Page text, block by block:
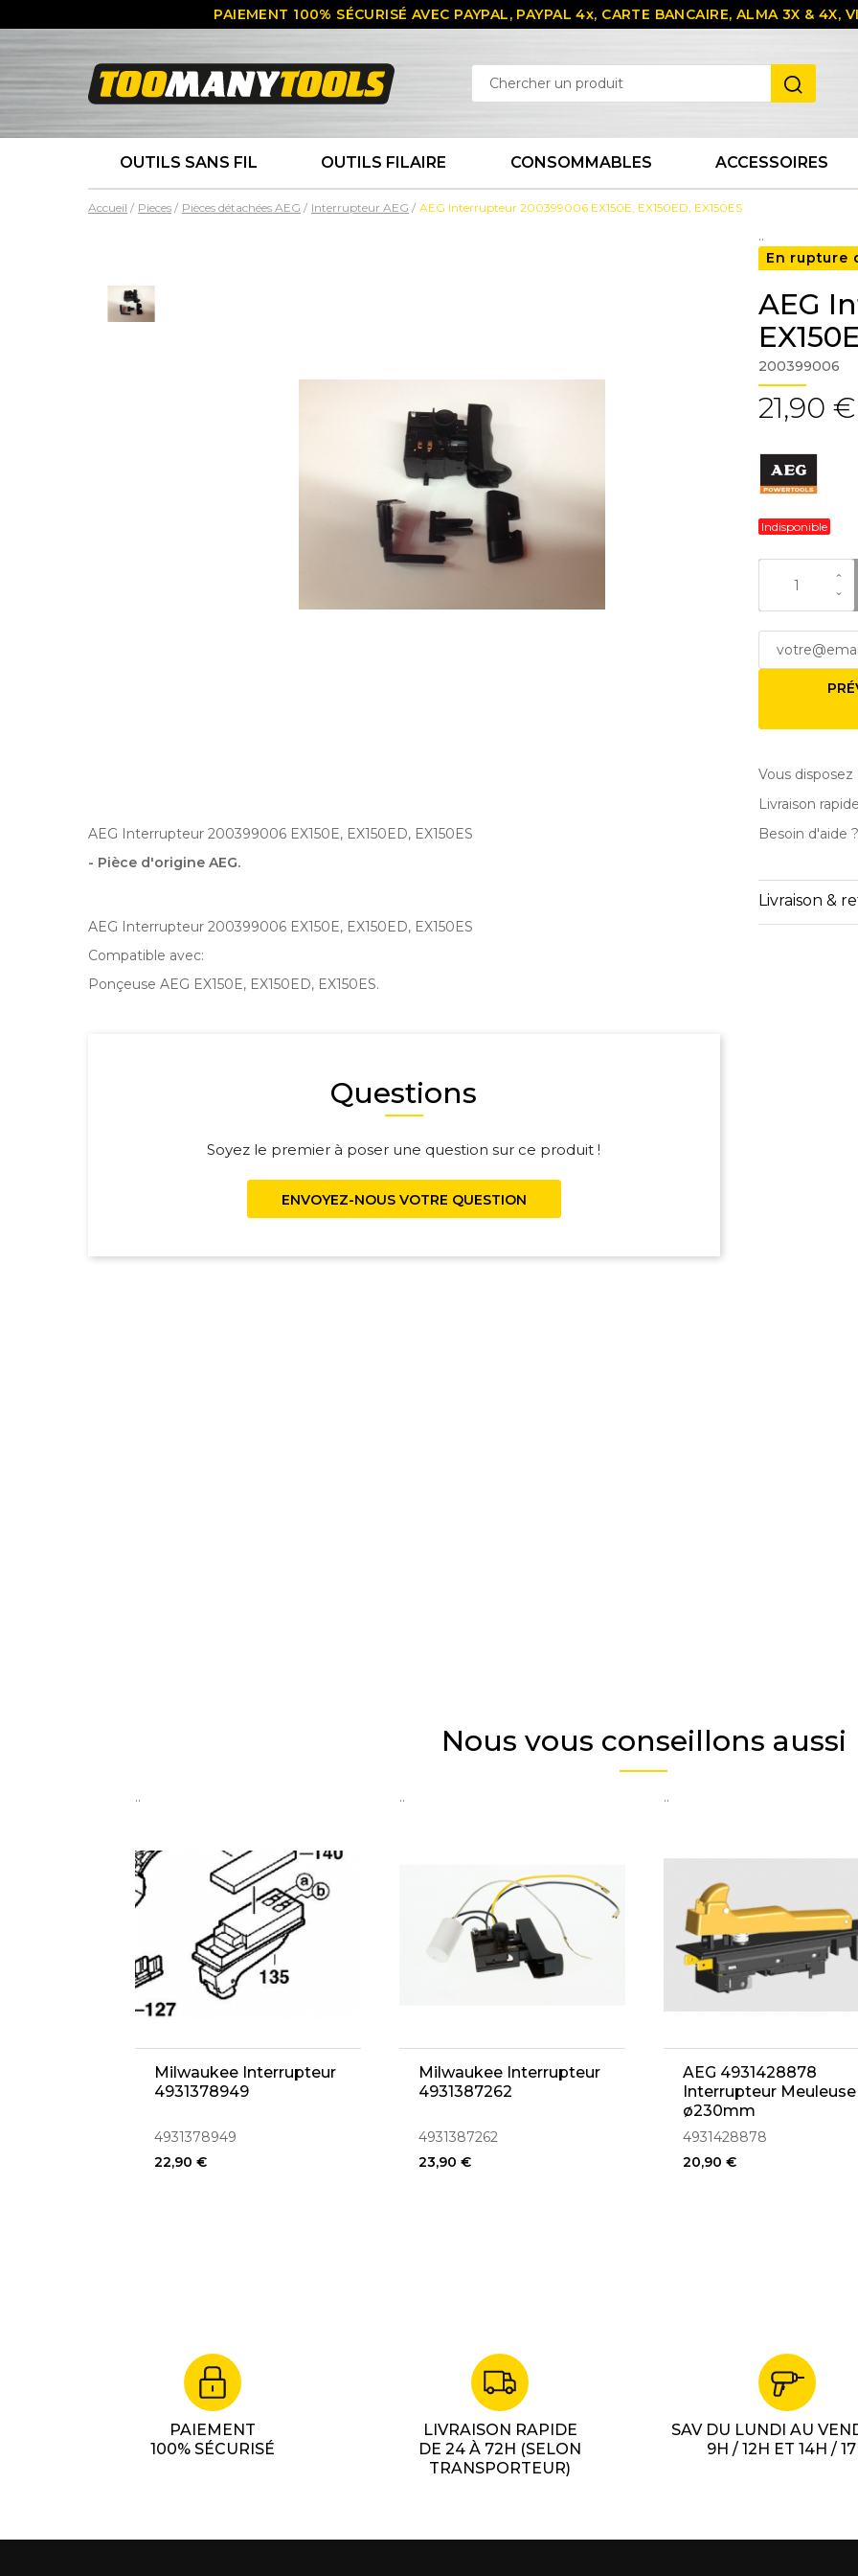
PAIEMENT 100% SÉCURISÉ AVEC PAYPAL, PAYPAL 4x, CARTE BANCAIRE, ALMA 3X & 4X,
OUTILS SANS FIL OUTILS FILAIRE CONSOMMABLES ACCESSOIRES
Accueil Pieces Pièces détachées AEG Interrupteur AEG AEG Interrupteur 200399006 EX150E, EX150ED, EX150ES
AEG Interrupteur 200399006 EX150E, EX150ED, EX150ES
- Pièce d'origine AEG.
AEG Interrupteur 200399006 EX150E, EX150ED, EX150ES
Compatible avec:
Ponçeuse AEG EX150E, EX150ED, EX150ES.
Questions
Soyez le premier à poser une question sur ce produit !
ENVOYEZ-NOUS VOTRE QUESTION
..
En rupture
AEG
200399006
21,90 €
Indisponible
Vous
Livraison
Besoin d'aide
Livraison &
Nous vous conseillons aussi
..
Milwaukee Interrupteur
4931378949
4931378949
22,90 €
..
Milwaukee Interrupteur
4931387262
4931387262
23,90 €
..
AEG 4931428878
Interrupteur Meuleuse
ø230mm
4931428878
20,90 €
PAIEMENT
100% SÉCURISÉ
LIVRAISON RAPIDE
DE 24 À 72H (SELON
TRANSPORTEUR)
SAV DU LUNDI AU
9H / 12H ET 14H /